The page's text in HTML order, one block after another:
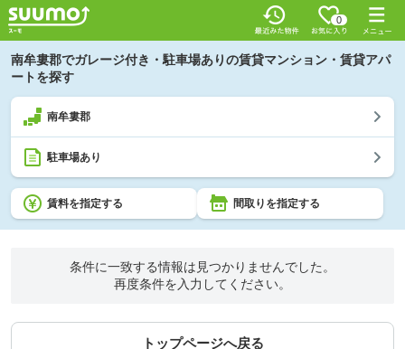
0
南牟婁郡でガレージ付き・駐車場ありの賃貸マンション・賃貸アパ
ートを探す
南牟婁郡
駐車場あり
賃料を指定する 間取りを指定する
条件に一致する情報は見つかりませんでした。
再度条件を入力してください。
トップページへ戻る